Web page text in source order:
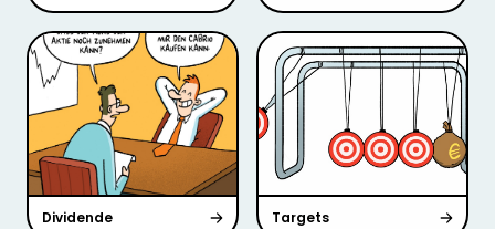
Dividende Targets